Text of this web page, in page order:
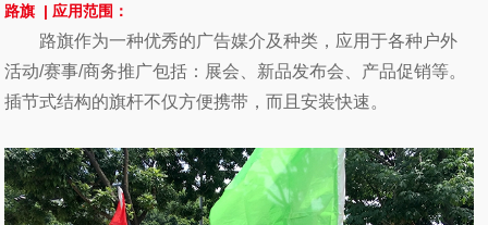
路旗 | 应用范围：
路旗作为一种优秀的广告媒介及种类，应用于各种户外
活动/赛事/商务推广包括：展会、新品发布会、产品促销等。
插节式结构的旗杆不仅方便携带，而且安装快速。